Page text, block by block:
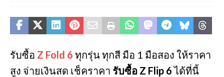
รับซื้อ Z Fold 6 ทุกรุ่น ทุกสี มือ 1 มือสอง ให้ราคา
สูง จ่ายเงินสด เช็คราคา รับซื้อ Z Flip 6ได้ที่นี้